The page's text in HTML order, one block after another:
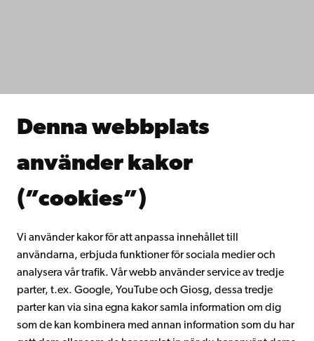
Denna webbplats
använder kakor
(”cookies”)
Vi använder kakor för att anpassa innehållet till
användarna, erbjuda funktioner för sociala medier och
analysera vår trafik. Vår webb använder service av tredje
parter, t.ex. Google, YouTube och Giosg, dessa tredje
parter kan via sina egna kakor samla information om dig
som de kan kombinera med annan information som du har
Samarbeta med oss
Kontinuerligt lärande
Gå med i Åbo Akademis alumnnätverk
Intranätet
Facebook InstagramYouTube LinkedIn Blog Snapchat